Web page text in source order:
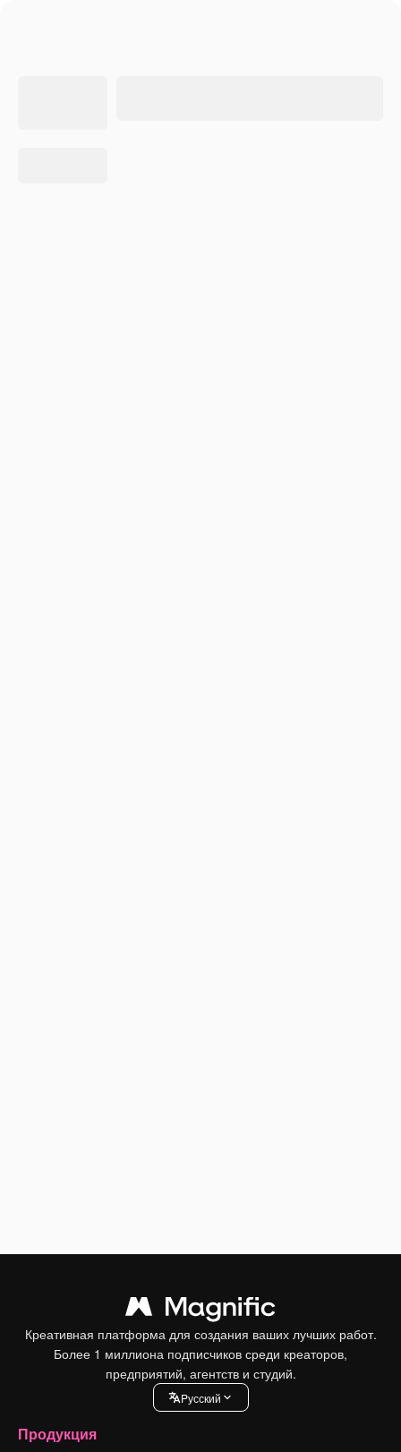
Креативная платформа для создания ваших лучших работ.
Более 1 миллиона подписчиков среди креаторов,
предприятий, агентств и студий.
Pусский
Продукция